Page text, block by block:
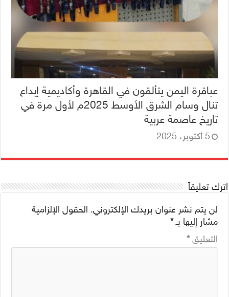
عباقرة اليمن يتألقون في القاهرة وأكاديمية إبداع
تنال وسام الشرق الأوسط 2025م لأول مرة في
تاريخ عاصمة عربية
5 أكتوبر، 2025
اترك تعليقاً
لن يتم نشر عنوان بريدك الإلكتروني. الحقول الإلزامية
مشار إليها بـ*
التعليق*